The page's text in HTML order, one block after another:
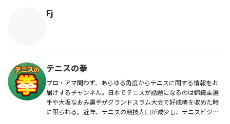
Fj
テニスの拳
プロ・アマ問わず、あらゆる角度からテニスに関する情報をお
届けするチャンネル。日本でテニスが話題になるのは錦織圭選
手や大坂なおみ選手がグランドスラム大会で好成績を収めた時
に限られる。近年、テニスの競技人口が減少し、テニスビジネ